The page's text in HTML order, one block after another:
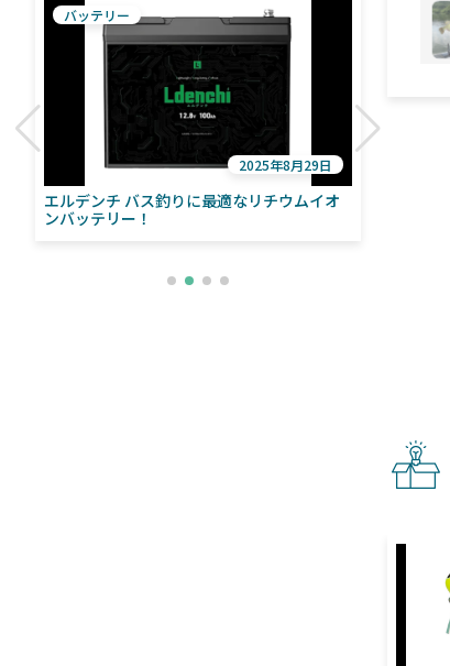
エルデンチ バス釣りに最適なリチウムイオ
ンバッテリー！
バッテリー
2025年8月29日
ライブ
魚探